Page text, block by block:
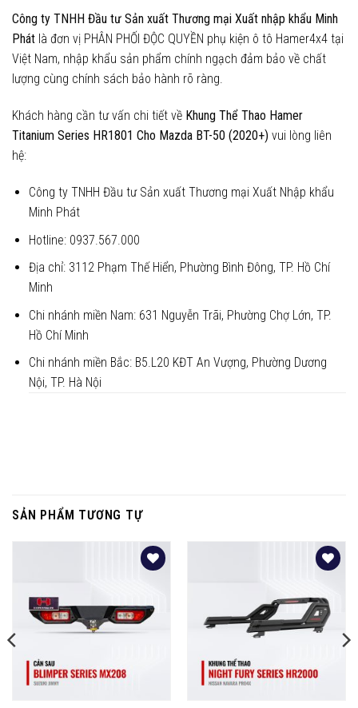
Công ty TNHH Đầu tư Sản xuất Thương mại Xuất nhập khẩu Minh
Phát là đơn vị PHÂN PHỐI ĐỘC QUYỀN phụ kiện ô tô Hamer4x4 tại
Việt Nam, nhập khẩu sản phẩm chính ngạch đảm bảo về chất
lượng cùng chính sách bảo hành rõ ràng.
Khách hàng cần tư vấn chi tiết về Khung Thể Thao Hamer
Titanium Series HR1801 Cho Mazda BT-50 (2020+) vui lòng liên
hệ:
Công ty TNHH Đầu tư Sản xuất Thương mại Xuất Nhập khẩu
Minh Phát
Hotline: 0937.567.000
Địa chỉ: 3112 Phạm Thế Hiển, Phường Bình Đông, TP. Hồ Chí
Minh
Chi nhánh miền Nam: 631 Nguyễn Trãi, Phường Chợ Lớn, TP.
Hồ Chí Minh
Chi nhánh miền Bắc: B5.L20 KĐT An Vượng, Phường Dương
Nội, TP. Hà Nội
SẢN PHẨM TƯƠNG TỰ